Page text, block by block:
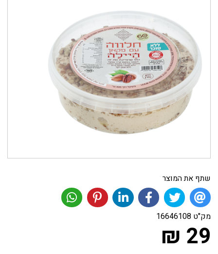
שתף את המוצר
מק"ט 16646108
29 ₪